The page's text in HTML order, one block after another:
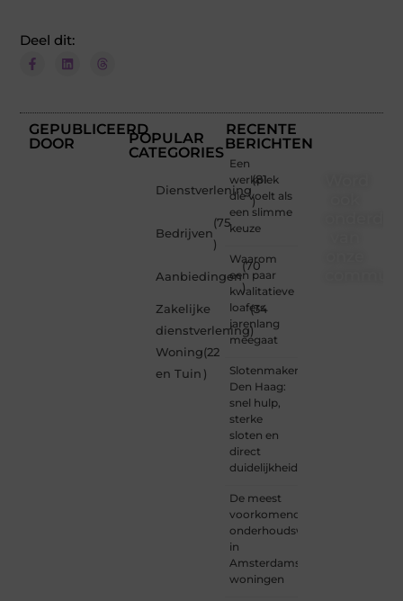
Deel dit:
GEPUBLICEERD
DOOR
POPULAR
CATEGORIES
Dienstverlening
(81
)
Bedrijven
(75
)
Aanbiedingen
(70
)
Zakelijke
dienstverlening
(34
)
Woning
en Tuin
(22
)
RECENTE
BERICHTEN
Een
werkplek
die voelt als
een slimme
keuze
Waarom
een paar
kwalitatieve
loafers
jarenlang
meegaat
Slotenmaker
Den Haag:
snel hulp,
sterke
sloten en
direct
duidelijkheid
De meest
voorkomende
onderhoudswerkzaamheden
in
Amsterdamse
woningen